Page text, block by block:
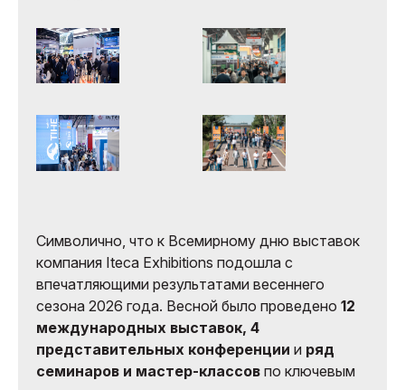
Символично, что к Всемирному дню выставок
компания Iteca Exhibitions подошла с
впечатляющими результатами весеннего
сезона 2026 года. Весной было проведено 12
международных выставок, 4
представительных конференции и ряд
семинаров и мастер-классов по ключевым